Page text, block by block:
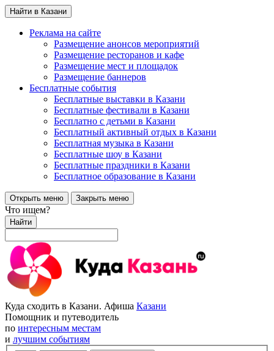
Найти в Казани
Реклама на сайте
Размещение анонсов мероприятий
Размещение ресторанов и кафе
Размещение мест и площадок
Размещение баннеров
Бесплатные события
Бесплатные выставки в Казани
Бесплатные фестивали в Казани
Бесплатно с детьми в Казани
Бесплатный активный отдых в Казани
Бесплатная музыка в Казани
Бесплатные шоу в Казани
Бесплатные праздники в Казани
Бесплатное образование в Казани
Открыть меню Закрыть меню
Что ищем?
Найти
Куда сходить в Казани. Афиша Казани
Помощник и путеводитель
по интересным местам
и лучшим событиям